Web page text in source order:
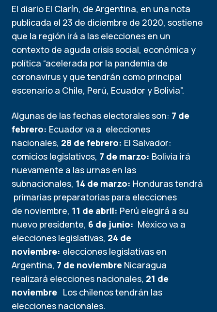
El diario El Clarín, de Argentina, en una nota
publicada el 23 de diciembre de 2020, sostiene
que la región irá a las elecciones en un
contexto de aguda crisis social, económica y
política “acelerada por la pandemia de
coronavirus y que tendrán como principal
escenario a Chile, Perú, Ecuador y Bolivia”.
Algunas de las fechas electorales son: 7 de
febrero: Ecuador va a elecciones
nacionales, 28 de febrero: El Salvador:
comicios legislativos, 7 de marzo: Bolivia irá
nuevamente a las urnas en las
subnacionales, 14 de marzo: Honduras tendrá
primarias preparatorias para elecciones
de noviembre, 11 de abril: Perú elegirá a su
nuevo presidente, 6 de junio: México va a
elecciones legislativas, 24 de
noviembre: elecciones legislativas en
Argentina, 7 de noviembre Nicaragua
realizará elecciones nacionales, 21 de
noviembre Los chilenos tendrán las
elecciones nacionales.